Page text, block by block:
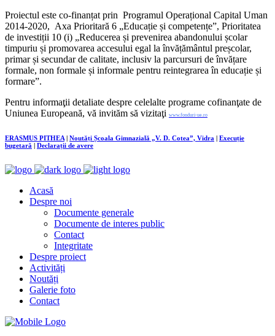
Proiectul este co-finanțat prin Programul Operațional Capital Uman
2014-2020, Axa Prioritară 6 „Educație și competențe”, Prioritatea
de investiții 10 (i) „Reducerea și prevenirea abandonului școlar
timpuriu și promovarea accesului egal la învățământul preșcolar,
primar și secundar de calitate, inclusiv la parcursuri de învățare
formale, non formale și informale pentru reintegrarea în educație și
formare”.
Pentru informaţii detaliate despre celelalte programe cofinanţate de
Uniunea Europeană, vă invităm să vizitaţi www.fonduri-ue.ro
ERASMUS PITHEA | Noutăți Școala Gimnazială „V. D. Cotea”, Vidra | Execuție
bugetară | Declarații de avere
Acasă
Despre noi
Documente generale
Documente de interes public
Contact
Integritate
Despre proiect
Activități
Noutăți
Galerie foto
Contact